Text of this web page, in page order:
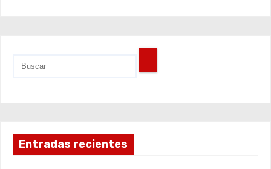
Entradas recientes